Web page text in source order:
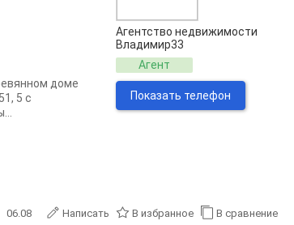
доме
5 с
Агентство недвижимости
Владимир33
Агент
Показать телефон
06.08 Написать В избранное В сравнение